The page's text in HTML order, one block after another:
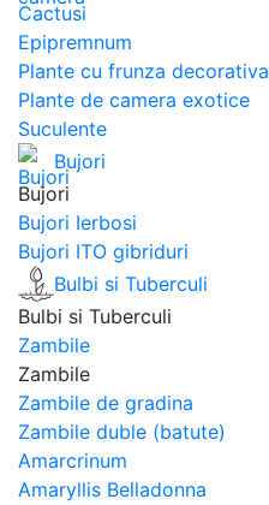
Cactusi
Epipremnum
Plante cu frunza decorativa
Plante de camera exotice
Suculente
Bujori
Bujori
Bujori Ierbosi
Bujori ITO gibriduri
Bulbi si Tuberculi
Bulbi si Tuberculi
Zambile
Zambile
Zambile de gradina
Zambile duble (batute)
Amarcrinum
Amaryllis Belladonna